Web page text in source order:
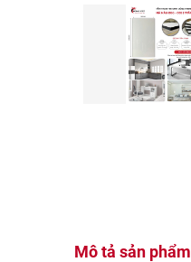
Mô tả sản phẩm